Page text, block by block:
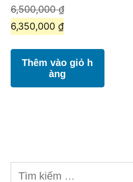
6,500,000₫Giá
6,500,000 ₫.
6,350,000 ₫Giá
tại
là:
Thêm vào giỏ h
àng
Tìm